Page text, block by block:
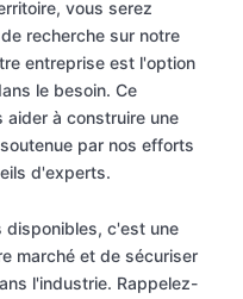
vous serez
recherche sur notre
entreprise est l'option
le besoin. Ce
aider à construire une
par nos efforts
d'experts.
disponibles, c'est une
marché et de sécuriser
l'industrie. Rappelez-